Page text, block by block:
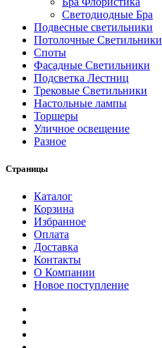
Светодиодные Бра
Подвесные светильники
Потолочные Светильники
Споты
Фасадные Светильники
Подсветка Лестниц
Трековые Светильники
Настольные лампы
Торшеры
Уличное освещение
Разное
Страницы
Каталог
Корзина
Избранное
Оплата
Доставка
Контакты
О Компании
Новое поступление